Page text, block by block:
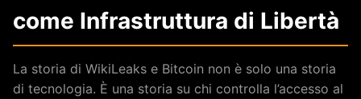
come Infrastruttura di Libertà
La storia di WikiLeaks e Bitcoin non è solo una storia
di tecnologia. È una storia su chi controlla l’accesso al